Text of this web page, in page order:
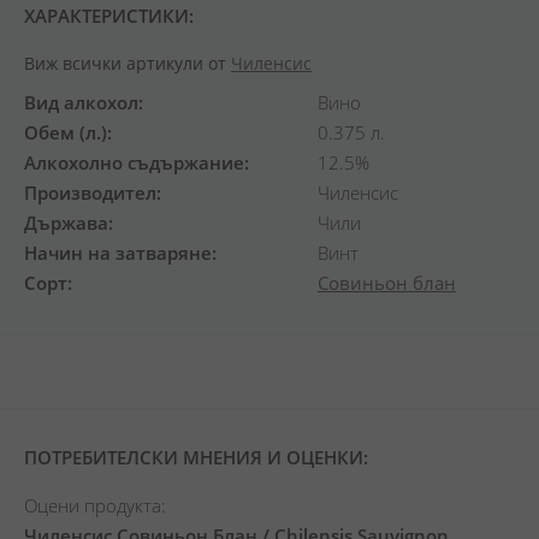
ХАРАКТЕРИСТИКИ:
Виж всички артикули от Чиленсис
Вид алкохол
Вино
Обем (л.)
0.375 л.
Алкохолно съдържание
12.5%
Производител
Чиленсис
Държава
Чили
Начин на затваряне
Винт
Сорт
Совиньон блан
ПОТРЕБИТЕЛСКИ МНЕНИЯ И ОЦЕНКИ:
Оцени продукта: